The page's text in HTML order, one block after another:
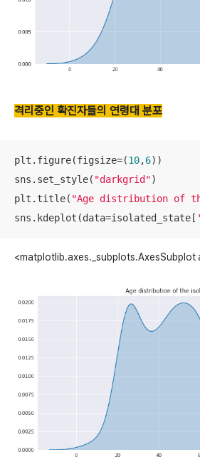
격리중인 확진자들의 연령대 분포
plt.figure(figsize=(10,6))
sns.set_style( "darkgrid")
plt.title( "Age distribution of
sns.kdeplot(data=isolated_state[